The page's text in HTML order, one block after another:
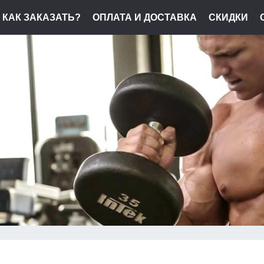
КАК ЗАКАЗАТЬ? ОПЛАТА И ДОСТАВКА СКИДКИ